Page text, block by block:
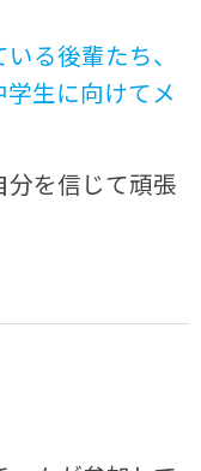
る後輩たち、
生に向けてメ
分を信じて頑張